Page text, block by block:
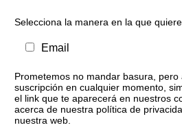
Selecciona la manera en la que
Email
Prometemos no mandar basura,
suscripción en cualquier momento,
el link que te aparecerá en nuestros
acerca de nuestra política de
nuestra web.